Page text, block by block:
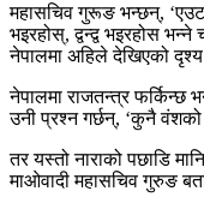
महासचिव गुरूङ भन्छन्,
भइरहोस्, द्वन्द्व भइरहोस
नेपालमा अहिले देखिएको
नेपालमा राजतन्त्र फर्किन्छ
उनी प्रश्न गर्छन्, ‘कुनै
तर यस्तो नाराको पछाडि
माओवादी महासचिव गुरुङ